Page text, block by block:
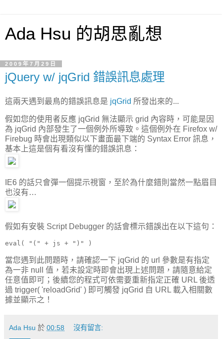
Ada Hsu 的胡思亂想
2009年7月29日
jQuery w/ jqGrid 錯誤訊息處理
這兩天遇到最鳥的錯誤訊息是 jqGrid 所發出來的...
假如您的使用者反應 jqGrid 無法顯示 grid 內容時，可能是因
為 jqGrid 內部發生了一個例外所導致。這個例外在 Firefox w/
Firebug 時會出現類似以下畫面最下端的 Syntax Error 訊息，
基本上這是個有看沒有懂的錯誤訊息：
IE6 的話只會彈一個提示視窗，至於為什麼錯則當然一點眉目
也沒有…
假如有安裝 Script Debugger 的話會標示錯誤出在以下這句：
eval( "(" + js + ")" )
當您遇到此問題時，請確認一下 jqGrid 的 url 參數是有指定
為一非 null 值，若未設定時即會出現上述問題，請隨意給定
任意值即可；後續您的程式可依需要重新指定正確 URL 後透
過 trigger( 'reloadGrid' ) 即可觸發 jqGrid 自 URL 載入相關數
據並顯示之！
Ada Hsu 於 00:58 沒有留言: